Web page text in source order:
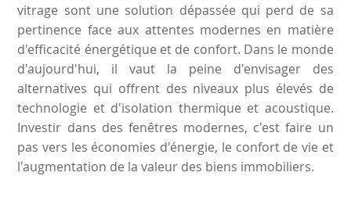
vitrage sont une solution dépassée qui perd de sa
pertinence face aux attentes modernes en matière
d'efficacité énergétique et de confort. Dans le monde
d'aujourd'hui, il vaut la peine d'envisager des
alternatives qui offrent des niveaux plus élevés de
technologie et d'isolation thermique et acoustique.
Investir dans des fenêtres modernes, c'est faire un
pas vers les économies d'énergie, le confort de vie et
l'augmentation de la valeur des biens immobiliers.